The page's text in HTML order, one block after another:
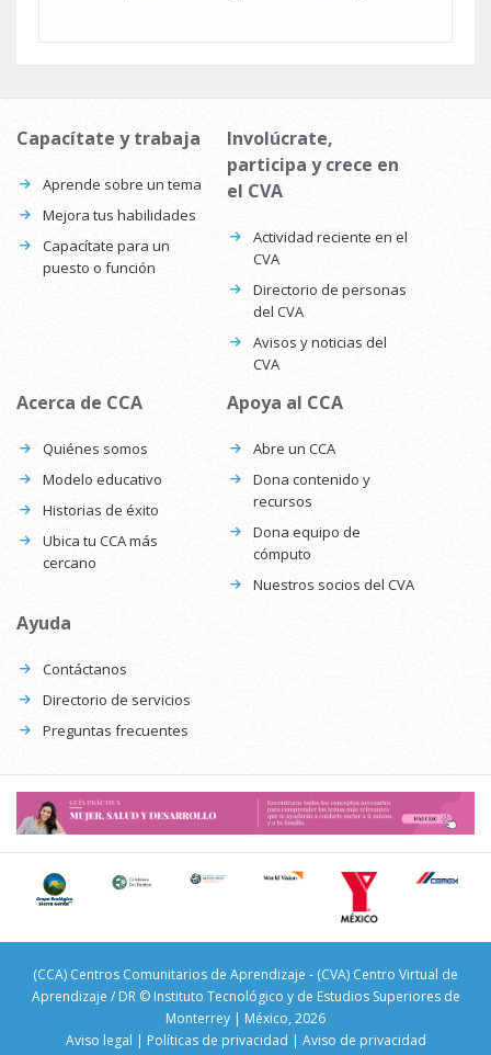
Capacítate y trabaja
Aprende sobre un tema
Mejora tus habilidades
Capacítate para un
puesto o función
Involúcrate,
participa y crece en
el CVA
Actividad reciente en el
CVA
Directorio de personas
del CVA
Avisos y noticias del
CVA
Acerca de CCA
Quiénes somos
Modelo educativo
Historias de éxito
Ubica tu CCA más
cercano
Apoya al CCA
Abre un CCA
Dona contenido y
recursos
Dona equipo de
cómputo
Nuestros socios del CVA
Ayuda
Contáctanos
Directorio de servicios
Preguntas frecuentes
(CCA) Centros Comunitarios de Aprendizaje - (CVA) Centro Virtual de
Aprendizaje / DR © Instituto Tecnológico y de Estudios Superiores de
Monterrey | México, 2026
Aviso legal | Políticas de privacidad | Aviso de privacidad